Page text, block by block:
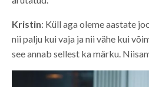
Kristin: Küll aga oleme aastate
nii palju kui vaja ja nii vähe kui
see annab sellest ka märku.